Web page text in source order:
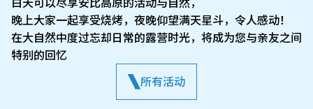
晚上大家一起享受烧烤，夜晚仰望满天星斗，令人感动！
在大自然中度过忘却日常的露营时光，将成为您与亲友之间
特别的回忆
所有活动